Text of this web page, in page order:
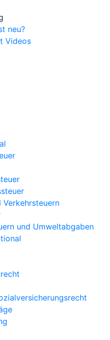
neu?
Videos
Verkehrsteuern
und Umweltabgaben